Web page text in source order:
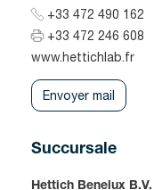
+33 472 490 162
+33 472 246 608
www.hettichlab.fr
Envoyer mail
Succursale
Hettich Benelux B.V.